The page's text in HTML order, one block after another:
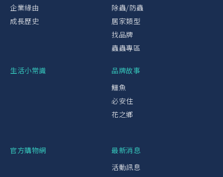
企業緣由
成長歷史
除蟲/防蟲
居家類型
找品牌
蟲蟲專區
生活小常識
品牌故事
鱷魚
必安住
花之鄉
官方購物網
最新消息
活動訊息